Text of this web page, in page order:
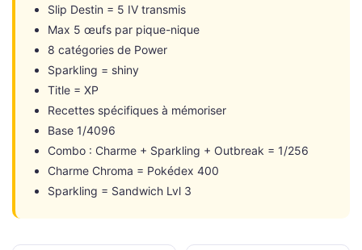
Slip Destin = 5 IV transmis
Max 5 œufs par pique-nique
8 catégories de Power
Sparkling = shiny
Title = XP
Recettes spécifiques à mémoriser
Base 1/4096
Combo : Charme + Sparkling + Outbreak = 1/256
Charme Chroma = Pokédex 400
Sparkling = Sandwich Lvl 3